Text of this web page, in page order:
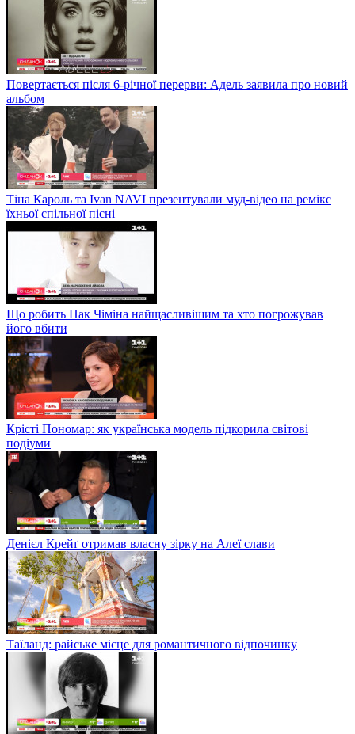
Повертається після 6-річної перерви: Адель заявила про новий
альбом
Тіна Кароль та Ivan NAVI презентували муд-відео на ремікс
їхньої спільної пісні
Що робить Пак Чіміна найщасливішим та хто погрожував
його вбити
Крісті Пономар: як українська модель підкорила світові
подіуми
Денієл Крейґ отримав власну зірку на Алеї слави
Таїланд: райське місце для романтичного відпочинку